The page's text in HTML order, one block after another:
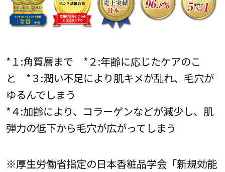
*１:角質層まで *２:年齢に応じたケアのこ
と *３:潤い不足により肌キメが乱れ、毛穴が
ゆるんでしまう
*４:加齢により、コラーゲンなどが減少し、肌
弾力の低下から毛穴が広がってしまう
※厚生労働省指定の日本香粧品学会「新規効能